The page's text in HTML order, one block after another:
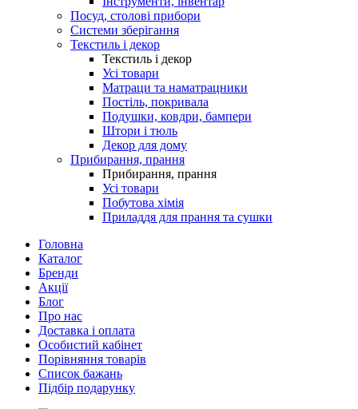
Посуд, столові прибори
Системи зберігання
Текстиль і декор
Текстиль і декор
Усі товари
Матраци та наматрацники
Постіль, покривала
Подушки, ковдри, бампери
Штори і тюль
Декор для дому
Прибирання, прання
Прибирання, прання
Усі товари
Побутова хімія
Приладдя для прання та сушки
Головна
Каталог
Бренди
Акції
Блог
Про нас
Доставка і оплата
Особистий кабінет
Порівняння товарів
Список бажань
Підбір подарунку